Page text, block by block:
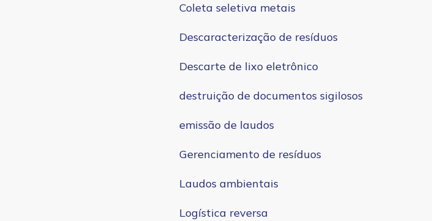
Coleta seletiva metais
Descaracterização de resíduos
Descarte de lixo eletrônico
destruição de documentos sigilosos
emissão de laudos
Gerenciamento de resíduos
Laudos ambientais
Logística reversa